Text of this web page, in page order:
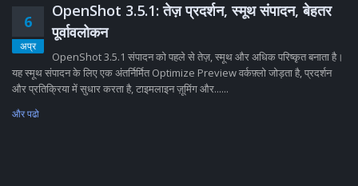
6
अप्र
OpenShot 3.5.1: तेज़ प्रदर्शन, स्मूथ संपादन, बेहतर
पूर्वावलोकन
OpenShot 3.5.1 संपादन को पहले से तेज़, स्मूथ और अधिक परिष्कृत बनाता है।
यह स्मूथ संपादन के लिए एक अंतर्निर्मित Optimize Preview वर्कफ़्लो जोड़ता है, प्रदर्शन
और प्रतिक्रिया में सुधार करता है, टाइमलाइन ज़ूमिंग और......
और पढो